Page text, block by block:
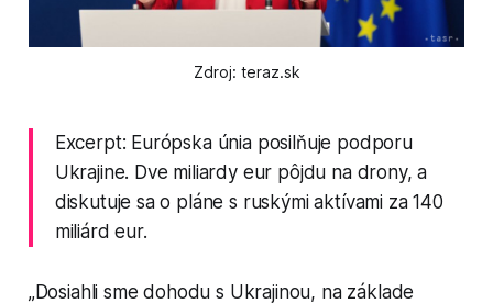
Zdroj: teraz.sk
Excerpt: Európska únia posilňuje podporu
Ukrajine. Dve miliardy eur pôjdu na drony, a
diskutuje sa o pláne s ruskými aktívami za 140
miliárd eur.
„Dosiahli sme dohodu s Ukrajinou, na základe